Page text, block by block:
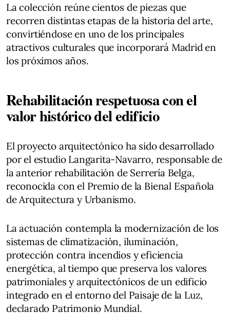
La colección reúne cientos de piezas que
recorren distintas etapas de la historia del arte,
convirtiéndose en uno de los principales
atractivos culturales que incorporará Madrid en
los próximos años.
Rehabilitación respetuosa con el
valor histórico del edificio
El proyecto arquitectónico ha sido desarrollado
por el estudio Langarita-Navarro, responsable de
la anterior rehabilitación de Serrería Belga,
reconocida con el Premio de la Bienal Española
de Arquitectura y Urbanismo.
La actuación contempla la modernización de los
sistemas de climatización, iluminación,
protección contra incendios y eficiencia
energética, al tiempo que preserva los valores
patrimoniales y arquitectónicos de un edificio
integrado en el entorno del Paisaje de la Luz,
declarado Patrimonio Mundial.